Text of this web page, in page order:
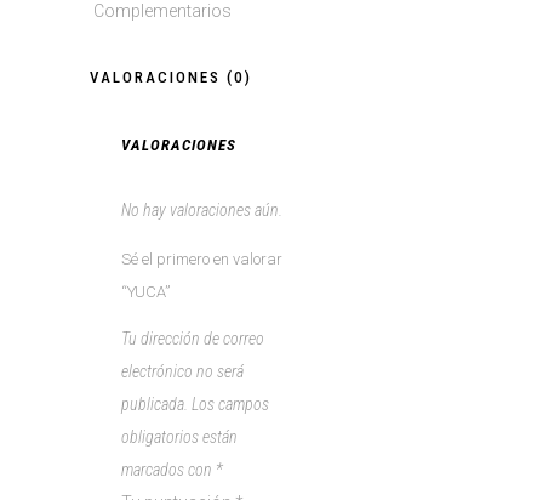
Complementarios
VALORACIONES (0)
VALORACIONES
No hay valoraciones aún.
Sé el primero en valorar
“YUCA”
Tu dirección de correo
electrónico no será
publicada. Los campos
obligatorios están
marcados con *